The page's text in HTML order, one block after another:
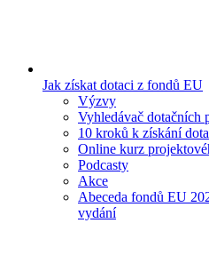
Jak získat dotaci z fondů EU
Výzvy
Vyhledávač dotačních
10 kroků k získání
Online kurz
Podcasty
Akce
Abeceda fondů EU
vydání